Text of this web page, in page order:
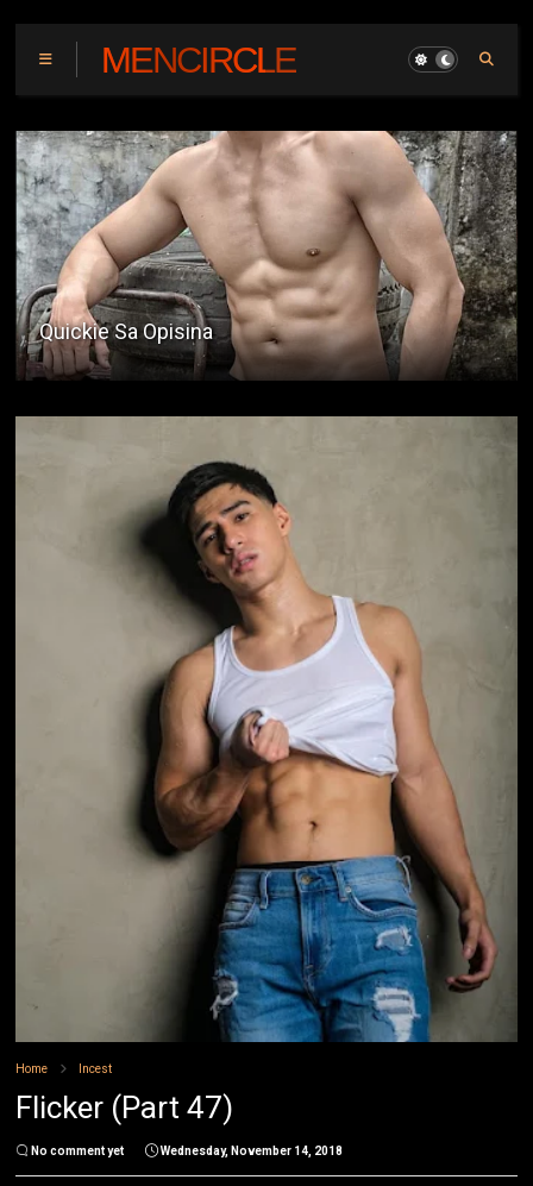
MENCIRCLE
The Bi Hater
Home Incest
Flicker (Part 47)
No comment yet Wednesday, November 14, 2018